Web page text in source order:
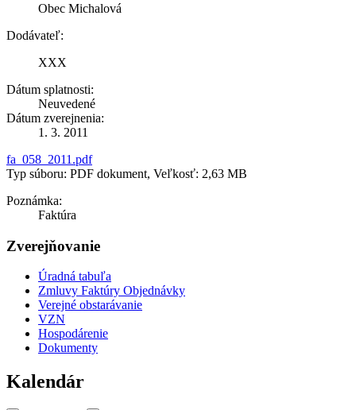
Obec Michalová
Dodávateľ:
XXX
Dátum splatnosti:
Neuvedené
Dátum zverejnenia:
1. 3. 2011
fa_058_2011.pdf
Typ súboru: PDF dokument, Veľkosť: 2,63 MB
Poznámka:
Faktúra
Zverejňovanie
Úradná tabuľa
Zmluvy Faktúry Objednávky
Verejné obstarávanie
VZN
Hospodárenie
Dokumenty
Kalendár